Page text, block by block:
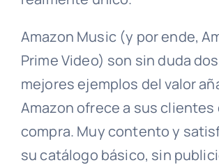
Amazon Music (y por ende,
Prime Video) son sin duda
mejores ejemplos del valor
Amazon ofrece a sus clientes
compra. Muy contento y
su catálogo básico, sin